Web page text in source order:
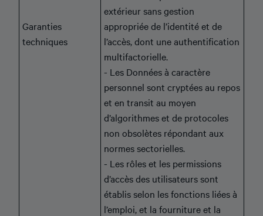
Garanties
techniques
extérieur sans gestion
appropriée de l’identité et de
l’accès, dont une authentification
multifactorielle.
- Les Données à caractère
personnel sont cryptées au repos
et en transit au moyen
d’algorithmes et de protocoles
non obsolètes répondant aux
normes sectorielles.
- Les rôles et les permissions
d’accès des utilisateurs sont
établis selon les fonctions liées à
l’emploi, et la fourniture et la